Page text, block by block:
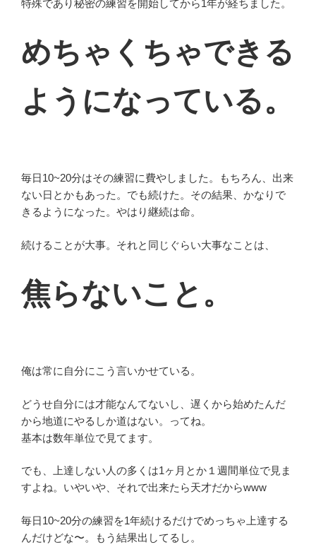
特殊であり秘密の練習を開始してから1年が経ちました。
めちゃくちゃできる
ようになっている。
毎日10~20分はその練習に費やしました。もちろん、出来
ない日とかもあった。でも続けた。その結果、かなりで
きるようになった。やはり継続は命。
続けることが大事。それと同じぐらい大事なことは、
焦らないこと。
俺は常に自分にこう言いかせている。
どうせ自分には才能なんてないし、遅くから始めたんだ
から地道にやるしか道はない。ってね。
基本は数年単位で見てます。
でも、上達しない人の多くは1ヶ月とか１週間単位で見ま
すよね。いやいや、それで出来たら天才だからwww
毎日10~20分の練習を1年続けるだけでめっちゃ上達する
んだけどな〜。もう結果出してるし。